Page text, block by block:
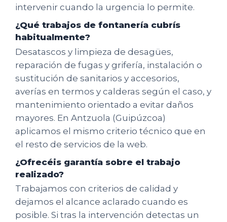
intervenir cuando la urgencia lo permite.
¿Qué trabajos de fontanería cubrís
habitualmente?
Desatascos y limpieza de desagües,
reparación de fugas y grifería, instalación o
sustitución de sanitarios y accesorios,
averías en termos y calderas según el caso, y
mantenimiento orientado a evitar daños
mayores. En Antzuola (Guipúzcoa)
aplicamos el mismo criterio técnico que en
el resto de servicios de la web.
¿Ofrecéis garantía sobre el trabajo
realizado?
Trabajamos con criterios de calidad y
dejamos el alcance aclarado cuando es
posible. Si tras la intervención detectas un